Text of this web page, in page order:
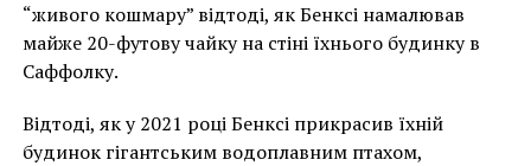
“живого кошмару” відтоді, як Бенксі намалював
майже 20-футову чайку на стіні їхнього будинку в
Саффолку.
Відтоді, як у 2021 році Бенксі прикрасив їхній
будинок гігантським водоплавним птахом,